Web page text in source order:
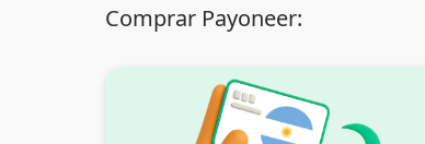
Comprar Payoneer: